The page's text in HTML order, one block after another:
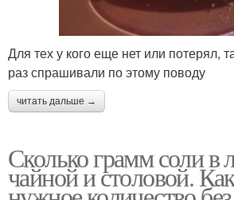
Для тех у кого еще нет или потерял,
раз спрашивали по этому поводу
читать дальше →
Сколько грамм соли в
чайной и столовой.